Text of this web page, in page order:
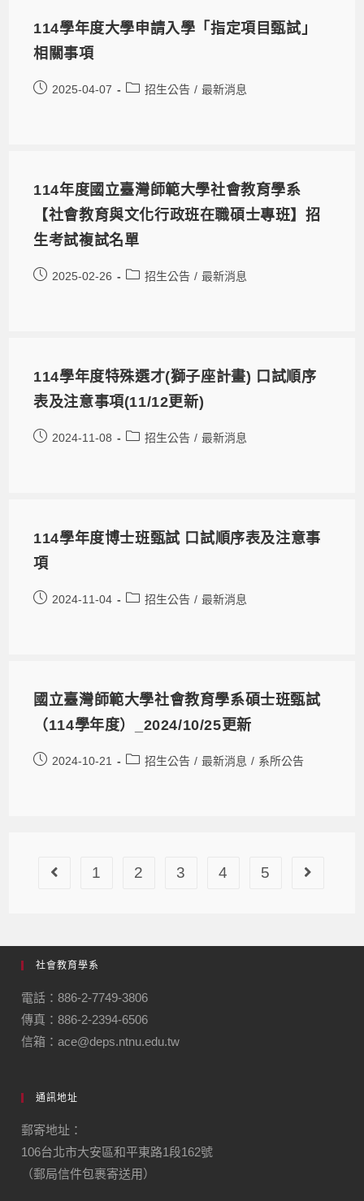
114學年度大學申請入學「指定項目甄試」
相關事項
2025-04-07 招生公告 / 最新消息
114年度國立臺灣師範大學社會教育學系
【社會教育與文化行政班在職碩士專班】招
生考試複試名單
2025-02-26 招生公告 / 最新消息
114學年度特殊選才(獅子座計畫) 口試順序
表及注意事項(11/12更新)
2024-11-08 招生公告 / 最新消息
114學年度博士班甄試 口試順序表及注意事
項
2024-11-04 招生公告 / 最新消息
國立臺灣師範大學社會教育學系碩士班甄試
（114學年度）_2024/10/25更新
2024-10-21 招生公告 / 最新消息 / 系所公告
1 2 3 4 5
社會教育學系
電話：886-2-7749-3806
傳真：886-2-2394-6506
信箱：ace@deps.ntnu.edu.tw
通訊地址
郵寄地址：
106台北市大安區和平東路1段162號
（郵局信件包裹寄送用）